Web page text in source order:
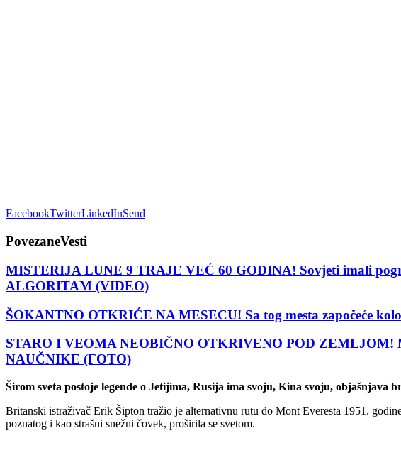
FacebookTwitterLinkedInSend
PovezaneVesti
MISTERIJA LUNE 9 TRAJE VEĆ 60 GODINA! Sovjeti imali
ALGORITAM (VIDEO)
ŠOKANTNO OTKRIĆE NA MESECU! Sa tog mesta započeće
STARO I VEOMA NEOBIČNO OTKRIVENO POD ZEMLJOM!
NAUČNIKE (FOTO)
Širom sveta postoje legende o Jetijima, Rusija ima svoju, Kina svoju,
Britanski istraživač Erik Šipton tražio je alternativnu rutu do Mont Everesta 1951.
poznatog i kao strašni snežni čovek, proširila se svetom.